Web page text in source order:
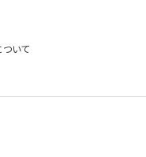
れらの利用目的で個人情報を利用
は、当社はただちにその旨を当
り扱いません。但し、次の場合は
ついて